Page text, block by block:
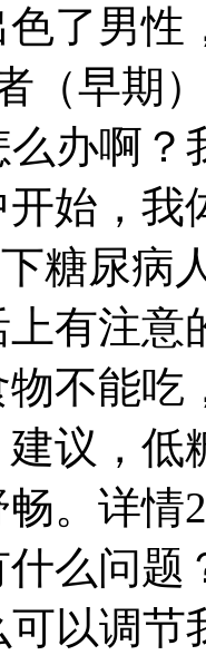
了男性
（早期
办啊
始，我
糖尿病
上有注
不能吃
议，
。详
么问
以调